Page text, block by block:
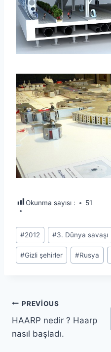
Okunma sayısı : 51
Post
Tags:
#2012 #3. Dünya savaşı
#Gizli şehirler #Rusya
Yazı
gezinmesi
PREVIOUS
HAARP nedir ? Haarp
nasıl başladı.